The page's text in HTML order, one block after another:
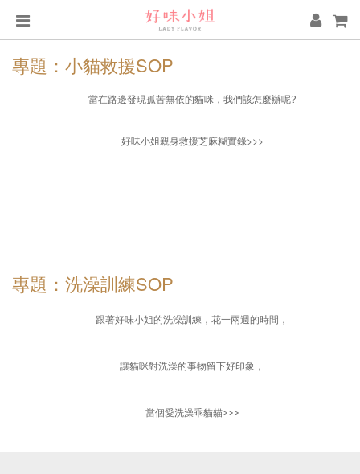
專題：小貓救援SOP
當在路邊發現孤苦無依的貓咪，我們該怎麼辦呢?
好味小姐親身救援芝麻糊實錄>>>
專題：洗澡訓練SOP
跟著好味小姐的洗澡訓練， 花一兩週的時間，
讓貓咪對洗澡的事物留下好印象，
當個愛洗澡乖貓貓>>>